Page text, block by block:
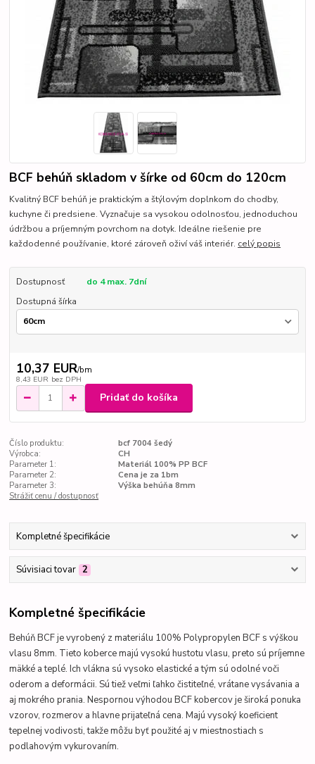
BCF behúň skladom v šírke od 60cm do 120cm
Kvalitný BCF behúň je praktickým a štýlovým doplnkom do chodby,
kuchyne či predsiene. Vyznačuje sa vysokou odolnosťou, jednoduchou
údržbou a príjemným povrchom na dotyk. Ideálne riešenie pre
každodenné používanie, ktoré zároveň oživí váš interiér. celý popis
Dostupnosť
do 4 max. 7dní
Dostupná šírka
10,37 EUR/bm
8,43 EUR bez DPH
Pridať do košíka
Číslo produktu:
bcf 7004 šedý
Výrobca:
CH
Parameter 1:
Materiál 100% PP BCF
Parameter 2:
Cena je za 1bm
Parameter 3:
Výška behúňa 8mm
Strážiť cenu / dostupnosť
Kompletné špecifikácie
Súvisiaci tovar 2
Kompletné špecifikácie
Behúň BCF je vyrobený z materiálu 100% Polypropylen BCF s výškou
vlasu 8mm. Tieto koberce majú vysokú hustotu vlasu, preto sú príjemne
mäkké a teplé. Ichvlákna sú vysoko elastické a tým sú odolné voči
oderom a deformácii. Sú tiež veľmi ľahko čistiteľné, vrátane vysávania a
aj mokrého prania. Nespornou výhodou BCF kobercov je široká ponuka
vzorov, rozmerov a hlavne prijateľná cena.Majú vysoký koeficient
tepelnej vodivosti, takže môžu byť použité aj v miestnostiach s
podlahovým vykurovaním.